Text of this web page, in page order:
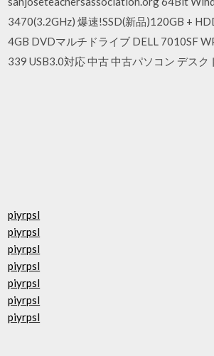
3470(3.2GHz) 爆速!SSD(新品)120GB +
4GB DVDマルチドライブ DELL 7010SF
339 USB3.0対応 中古 中古パソコン デスク
piyrpsl
piyrpsl
piyrpsl
piyrpsl
piyrpsl
piyrpsl
piyrpsl